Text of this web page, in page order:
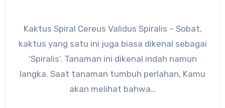
Kaktus Spiral Cereus Validus Spiralis – Sobat,
kaktus yang satu ini juga biasa dikenal sebagai
‘Spiralis’. Tanaman ini dikenal indah namun
langka. Saat tanaman tumbuh perlahan, Kamu
akan melihat bahwa…